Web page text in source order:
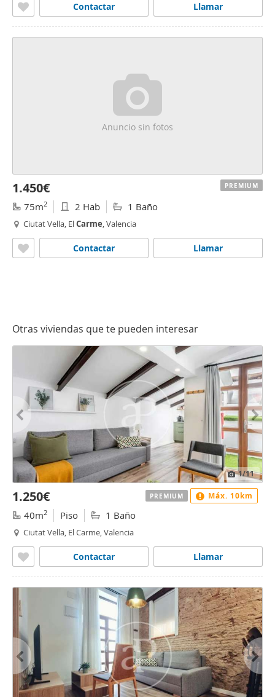
Llamar
Contactar
Anuncio sin fotos
1.450€
75m2 2 Hab 1 Baño
Ciutat Vella, ElCarme, Valencia
Llamar
Contactar
PREMIUM
Otras viviendas que te pueden interesar
1/11
1.250€
40m2 Piso 1 Baño
Ciutat Vella, El Carme, Valencia
Llamar
Contactar
PREMIUM Máx. 10km